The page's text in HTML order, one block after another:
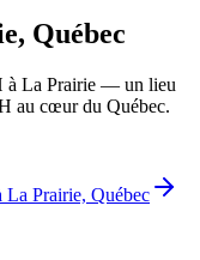
Québec
à La Prairie — un lieu
au cœur du Québec.
La Prairie, Québec